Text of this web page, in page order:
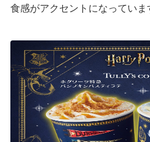
食感がアクセントになっていま